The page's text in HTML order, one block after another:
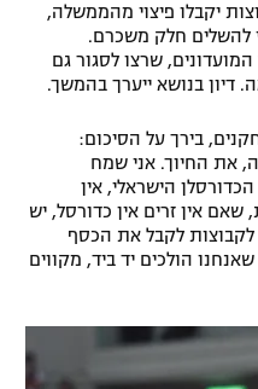
יקבלו פיצוי מהממשלה,
כדי להשלים חלק משכרם.
שרצו לסגור גם
דיון בנושא ייערך בהמשך.
בירך על הסיכום:
את החיוך. אני שמח
הישראלי, אין
שאם אין זרים אין כדורסל, יש
לקבוצות לקבל את הכסף
הולכים יד ביד, מקווים